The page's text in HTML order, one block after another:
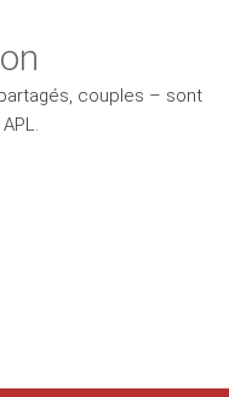
couples – sont